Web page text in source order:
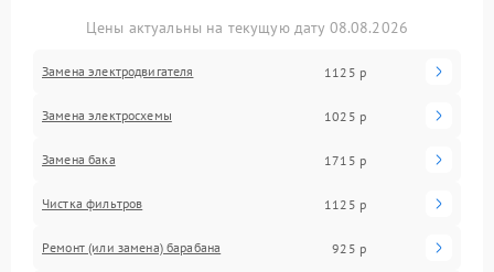
Цены актуальны на текущую дату 08.08.2026
Замена электродвигателя 1125 р
Замена электросхемы 1025 р
Замена бака 1715 р
Чистка фильтров 1125 р
Ремонт (или замена) барабана 925 р